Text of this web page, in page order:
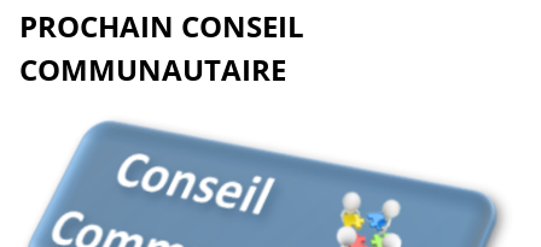
PROCHAIN CONSEIL
COMMUNAUTAIRE